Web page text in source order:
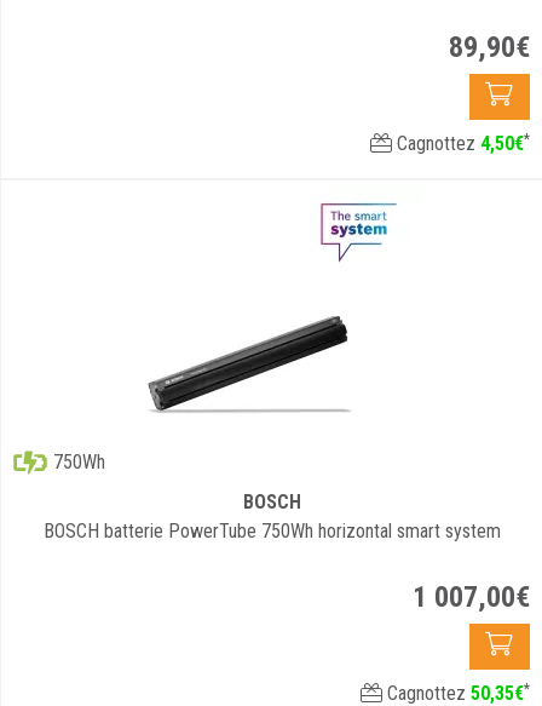
89,90€
Cagnottez 4,50€*
750Wh
BOSCH
BOSCH batterie PowerTube 750Wh horizontal smart system
1 007,00€
Cagnottez 50,35€*